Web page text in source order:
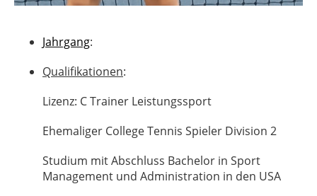
Jahrgang:
Qualifikationen:
Lizenz: C Trainer Leistungssport
Ehemaliger College Tennis Spieler Division 2
Studium mit Abschluss Bachelor in Sport
Management und Administration in den USA